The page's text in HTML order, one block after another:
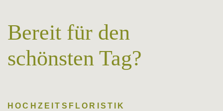
Bereit für den
schönsten Tag?
HOCHZEITSFLORISTIK